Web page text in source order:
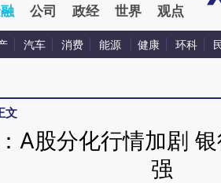
公司 政经 世界 观点
汽车 消费 能源 健康 环科
文
A股分化行情加剧
强